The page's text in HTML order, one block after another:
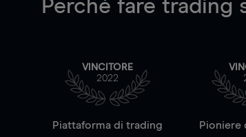
Perché fare trading
VINCITORE
2022
Piattaforma di trading
Pioniere